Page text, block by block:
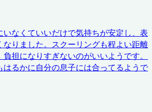
いなくていいだけで気持ちが安定し、表
なりました。スクーリングも程よい距離
担になりすぎないのがいいようです。
はるかに自分の息子には合ってるようで